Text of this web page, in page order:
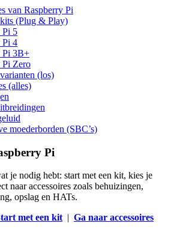
van Raspberry Pi
(Plug & Play)
Pi 5
Pi 4
Pi 3B+
Pi Zero
(los)
(alles)
moederborden (SBC’s)
Pi
je nodig hebt: start met een kit, kies je
naar accessoires zoals behuizingen,
opslag en HATs.
met een kit| Ga naar accessoires